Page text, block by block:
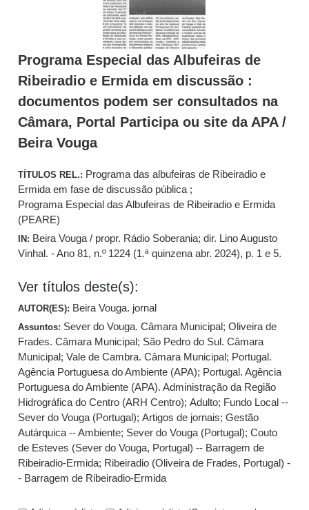
Programa Especial das Albufeiras de
Ribeiradio e Ermida em discussão :
documentos podem ser consultados na
Câmara, Portal Participa ou site da APA /
Beira Vouga
TÍTULOS REL.: Programa das albufeiras de Ribeiradio e
Ermida em fase de discussão pública ;
Programa Especial das Albufeiras de Ribeiradio e Ermida
(PEARE)
IN: Beira Vouga / propr. Rádio Soberania; dir. Lino Augusto
Vinhal. - Ano 81, n.º 1224 (1.ª quinzena abr. 2024), p. 1 e 5.
Ver títulos deste(s):
AUTOR(ES): Beira Vouga. jornal
Assuntos: Sever do Vouga. Câmara Municipal;Oliveira de
Frades. Câmara Municipal; São Pedro do Sul. Câmara
Municipal;Vale de Cambra. Câmara Municipal; Portugal.
Agência Portuguesa do Ambiente (APA); Portugal. Agência
Portuguesa do Ambiente (APA). Administração da Região
Hidrográfica do Centro (ARH Centro);Adulto; Fundo Local --
Sever do Vouga (Portugal);Artigos de jornais;Gestão
Autárquica -- Ambiente; Sever do Vouga (Portugal);Couto
de Esteves (Sever do Vouga, Portugal) -- Barragem de
Ribeiradio-Ermida; Ribeiradio (Oliveira de Frades, Portugal) -
- Barragem de Ribeiradio-Ermida